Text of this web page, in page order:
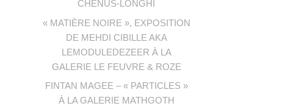
CHENUS-LONGHI
« MATIÈRE NOIRE », EXPOSITION
DE MEHDI CIBILLE AKA
LEMODULEDEZEER À LA
GALERIE LE FEUVRE & ROZE
FINTAN MAGEE – « PARTICLES »
À LA GALERIE MATHGOTH